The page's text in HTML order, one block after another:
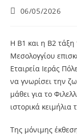
06/05/2026
Η Β1 και η Β2 τάξη
Μεσολογγίου
Εταιρεία Ιεράς
να γνωρίσει την
μάθει για το
ιστορικά
Της μόνιμης